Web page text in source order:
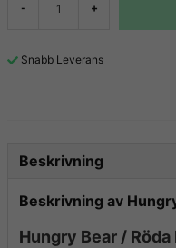
- +
Snabb Leverans
Beskrivning
Beskrivning av
Hungry Bear / Röda